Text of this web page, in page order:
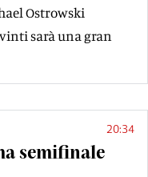
Ostrowski
sarà una gran
20:34
semifinale